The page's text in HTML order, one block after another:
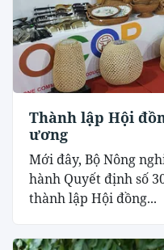
Thành lập Hội
ương
Mới đây, Bộ Nông
hành Quyết định số
thành lập Hội đồng...